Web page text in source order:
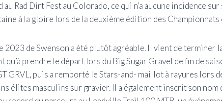
au Rad Dirt Fest au Colorado, ce qui n’a aucune incidence
à la gloire lors de la deuxième édition des
2023 de Swenson a été plutôt agréable. Il vient de terminer
qu’à prendre le départ lors du Big Sugar Gravel de fin de
GRVL, puis a remporté le Stars-and- maillot à rayures lors
élites masculins sur gravier. Il a également inscrit son nom